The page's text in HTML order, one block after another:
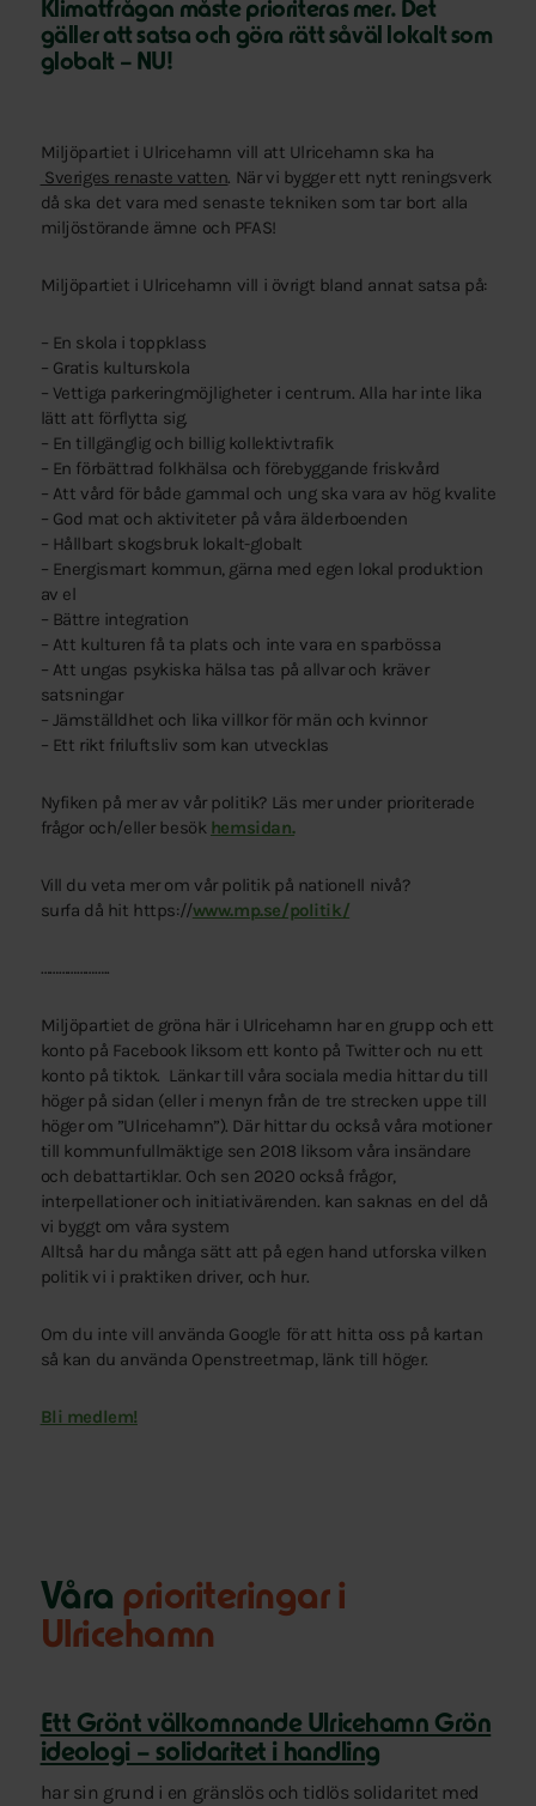
Klimatfrågan måste prioriteras mer. Det
gäller att satsa och göra rätt såväl lokalt som
globalt – NU!
Miljöpartiet i Ulricehamn vill att Ulricehamn ska ha
Sveriges renaste vatten. När vi bygger ett nytt reningsverk
då ska det vara med senaste tekniken som tar bort alla
miljöstörande ämne och PFAS!
Miljöpartiet i Ulricehamn vill i övrigt bland annat satsa på:
– En skola i toppklass
– Gratis kulturskola
– Vettiga parkeringmöjligheter i centrum. Alla har inte lika
lätt att förflytta sig.
– En tillgänglig och billig kollektivtrafik
– En förbättrad folkhälsa och förebyggande friskvård
– Att vård för både gammal och ung ska vara av hög kvalite
– God mat och aktiviteter på våra älderboenden
– Hållbart skogsbruk lokalt-globalt
– Energismart kommun, gärna med egen lokal produktion
av el
– Bättre integration
– Att kulturen få ta plats och inte vara en sparbössa
– Att ungas psykiska hälsa tas på allvar och kräver
satsningar
– Jämställdhet och lika villkor för män och kvinnor
– Ett rikt friluftsliv som kan utvecklas
Nyfiken på mer av vår politik? Läs mer under prioriterade
frågor och/eller besök hemsidan.
Vill du veta mer om vår politik på nationell nivå?
surfa då hit https://www.mp.se/politik/
…………………..
Miljöpartiet de gröna här i Ulricehamn har en grupp och ett
konto på Facebook liksom ett konto på Twitter och nu ett
konto på tiktok. Länkar till våra sociala media hittar du till
höger på sidan (eller i menyn från de tre strecken uppe till
höger om ”Ulricehamn”). Där hittar du också våra motioner
till kommunfullmäktige sen 2018 liksom våra insändare
och debattartiklar. Och sen 2020 också frågor,
interpellationer och initiativärenden. kan saknas en del då
vi byggt om våra system
Alltså har du många sätt att på egen hand utforska vilken
politik vi i praktiken driver, och hur.
Om du inte vill använda Google för att hitta oss på kartan
så kan du använda Openstreetmap, länk till höger.
Bli medlem!
Våra prioriteringar i
Ulricehamn
Ett Grönt välkomnande Ulricehamn Grön
ideologi – solidaritet i handling
har sin grund i en gränslös och tidlös solidaritet med